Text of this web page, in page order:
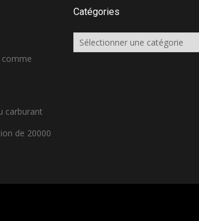
comme
carburant
de 20000
Catégories
Catégories